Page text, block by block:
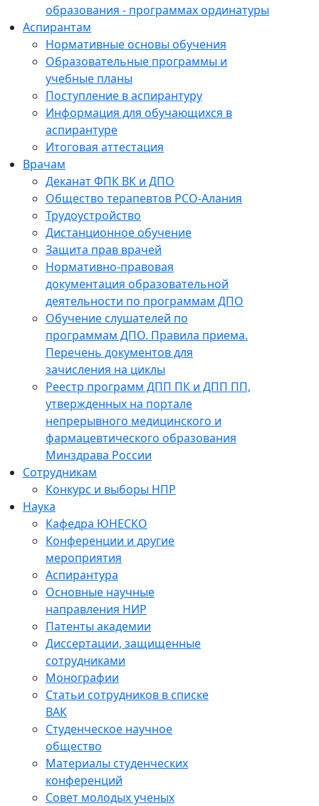
образования - программах ординатуры
Аспирантам
Нормативные основы обучения
Образовательные программы и
учебные планы
Поступление в аспирантуру
Информация для обучающихся в
аспирантуре
Итоговая аттестация
Врачам
Деканат ФПК ВК и ДПО
Общество терапевтов РСО-Алания
Трудоустройство
Дистанционное обучение
Защита прав врачей
Нормативно-правовая
документация образовательной
деятельности по программам ДПО
Обучение слушателей по
программам ДПО. Правила приема.
Перечень документов для
зачисления на циклы
Реестр программ ДПП ПК и ДПП ПП,
утвержденных на портале
непрерывного медицинского и
фармацевтического образования
Минздрава России
Сотрудникам
Конкурс и выборы НПР
Наука
Кафедра ЮНЕСКО
Конференции и другие
мероприятия
Аспирантура
Основные научные
направления НИР
Патенты академии
Диссертации, защищенные
сотрудниками
Монографии
Статьи сотрудников в списке
ВАК
Студенческое научное
общество
Материалы студенческих
конференций
Совет молодых ученых